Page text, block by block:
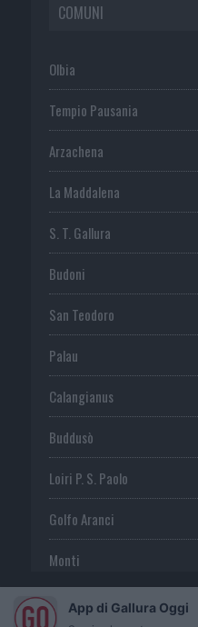
COMUNI
Olbia
Tempio Pausania
Arzachena
La Maddalena
S. T. Gallura
Budoni
San Teodoro
Palau
Calangianus
Buddusò
Loiri P. S. Paolo
Golfo Aranci
Monti
TeltiApp di Gallura Oggi